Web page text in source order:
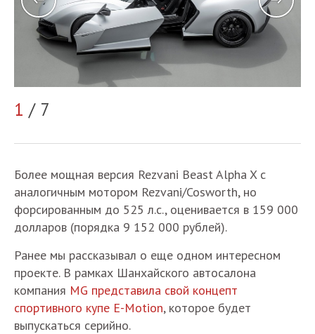
1 / 7
Более мощная версия Rezvani Beast Alpha X с
аналогичным мотором Rezvani/Cosworth, но
форсированным до 525 л.с., оценивается в 159 000
долларов (порядка 9 152 000 рублей).
Ранее мы рассказывал о еще одном интересном
проекте. В рамках Шанхайского автосалона
компания MG представила свой концепт
спортивного купе E-Motion, которое будет
выпускаться серийно.